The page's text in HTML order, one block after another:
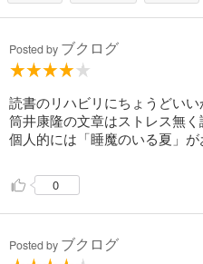
Posted by ブクログ
読書のリハビリにちょうどいい
筒井康隆の文章はストレス無く
個人的には「睡魔のいる夏」が
0
Posted by ブクログ